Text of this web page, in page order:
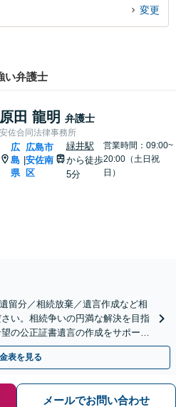
変更
い弁護士
原田 龍明 弁護士
安佐合同法律事務所
広
島
県
広島市
安佐南
区
緑井駅
から徒歩
5分
営業時間：09:00~
20:00（土日祝
日）
留分／相続放棄／遺言作成など相
い。相続争いの円満な解決を目指
の公正証書遺言の作成をサポート
表を見る
メールでお問い合わせ